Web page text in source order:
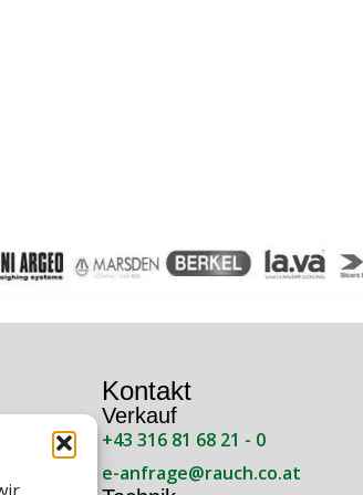
138
Kontakt
Verkauf
+43 316 81 68 21 - 0
e-anfrage@rauch.co.at